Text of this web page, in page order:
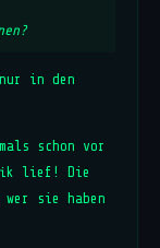
in den
schon vor
lief! Die
wer sie haben